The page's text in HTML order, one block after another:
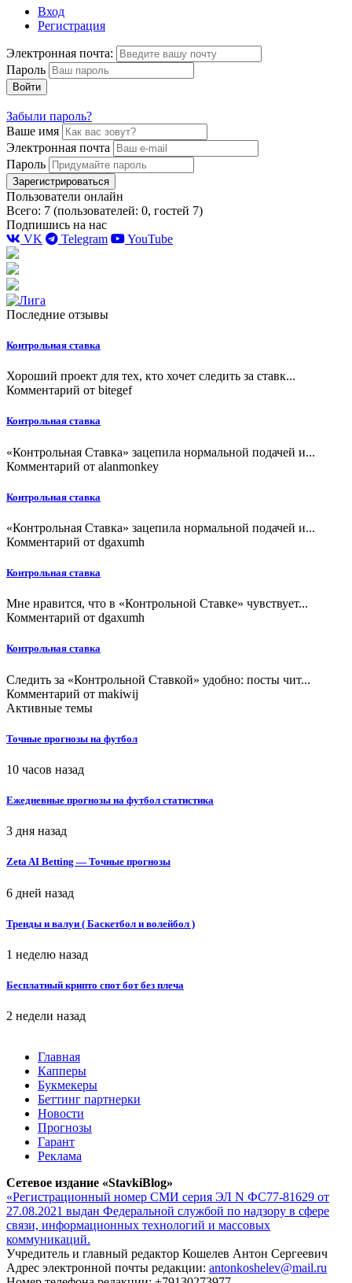
Вход
Регистрация
Электронная почта:
Пароль
Войти
Забыли пароль?
Ваше имя
Электронная почта
Пароль
Зарегистрироваться
Пользователи онлайн
Всего: 7 (пользователей: 0, гостей 7)
Подпишись на нас
VK
Telegram YouTube
Последние отзывы
Контрольная ставка
Хороший проект для тех, кто хочет следить за ставк...
Комментарий от bitegef
Контрольная ставка
«Контрольная Ставка» зацепила нормальной подачей и...
Комментарий от alanmonkey
Контрольная ставка
«Контрольная Ставка» зацепила нормальной подачей и...
Комментарий от dgaxumh
Контрольная ставка
Мне нравится, что в «Контрольной Ставке» чувствует...
Комментарий от dgaxumh
Контрольная ставка
Следить за «Контрольной Ставкой» удобно: посты чит...
Комментарий от makiwij
Активные темы
Точные прогнозы на футбол
10 часов назад
Ежедневные прогнозы на футбол статистика
3 дня назад
Zeta AI Betting — Точные прогнозы
6 дней назад
Тренды и валуи ( Баскетбол и волейбол )
1 неделю назад
Бесплатный крипто спот бот без плеча
2 недели назад
Главная
Капперы
Букмекеры
Беттинг партнерки
Новости
Прогнозы
Гарант
Реклама
Сетевое издание «StavkiBlog»
«Регистрационный номер СМИ серия ЭЛ N ФС77-81629 от
27.08.2021 выдан Федеральной службой по надзору в сфере
связи, информационных технологий и массовых
коммуникаций.
Учредитель и главный редактор Кошелев Антон Сергеевич
Адрес электронной почты редакции: antonkoshelev@mail.ru